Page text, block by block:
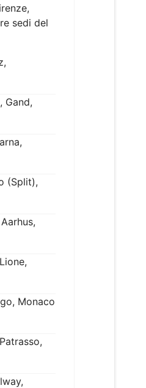
sedi del
Gand,
(Split),
Monaco